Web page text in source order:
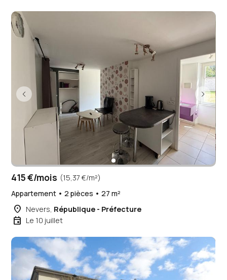
415 €/mois (15,37 €/m²)
Appartement • 2 pièces • 27 m²
place Nevers, République - Préfecture
event Le 10 juillet